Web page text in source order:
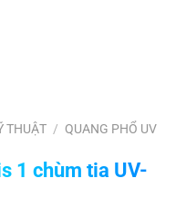
THUẬT / QUANG PHỔ UV
1 chùm tia UV-